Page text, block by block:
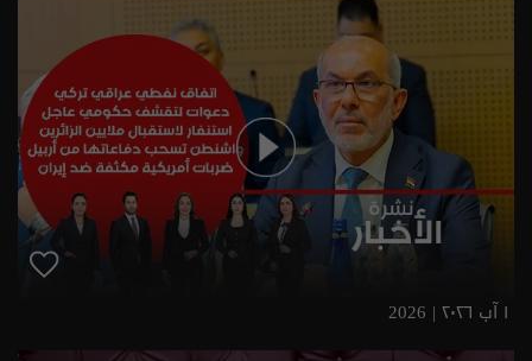
١ آب ٢٠٢٦ | 2026